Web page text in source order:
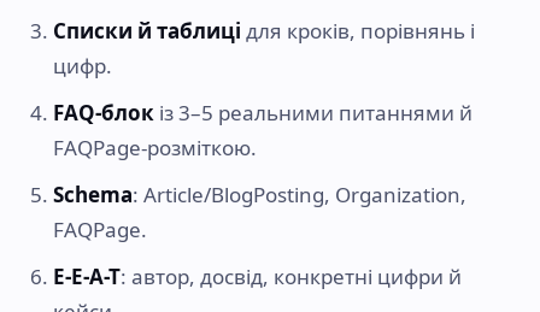
Списки й таблиці для кроків, порівнянь і
цифр.
FAQ-блок із 3–5 реальними питаннями й
FAQPage-розміткою.
Schema: Article/BlogPosting, Organization,
FAQPage.
E-E-A-T: автор, досвід, конкретні цифри й